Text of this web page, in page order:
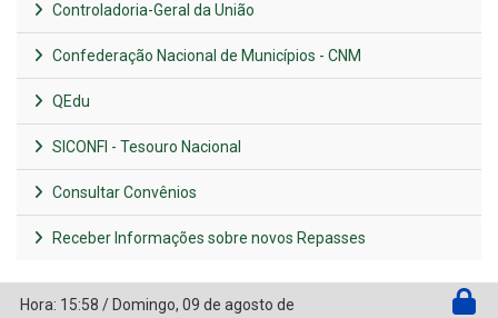
Controladoria-Geral da União
Confederação Nacional de Municípios - CNM
QEdu
SICONFI - Tesouro Nacional
Consultar Convênios
Receber Informações sobre novos Repasses
Hora: 15:58 / Domingo, 09 de agosto de